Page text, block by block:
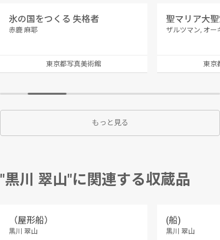
氷の国をつくる 失格者
赤鹿 麻耶
東京都写真美術館
聖マリア大
ザルツマン, オー
東京
もっと見る
"黒川 翠山"に関連する収蔵品
（屋形船）
黒川 翠山
(船)
黒川 翠山